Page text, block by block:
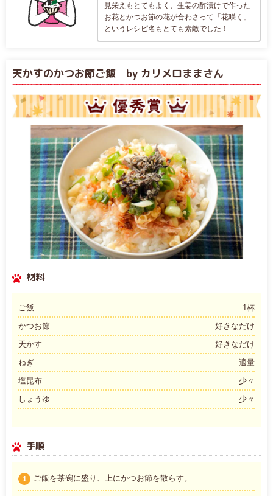
見栄えもとてもよく、生姜の酢漬けで作った
お花とかつお節の花が合わさって「花咲く」
というレシピ名もとても素敵でした！
天かすのかつお節ご飯 by カリメロままさん
材料
ご飯
1杯
かつお節
好きなだけ
天かす
好きなだけ
ねぎ
適量
塩昆布
少々
しょうゆ
少々
手順
1 ご飯を茶碗に盛り、上にかつお節を散らす。